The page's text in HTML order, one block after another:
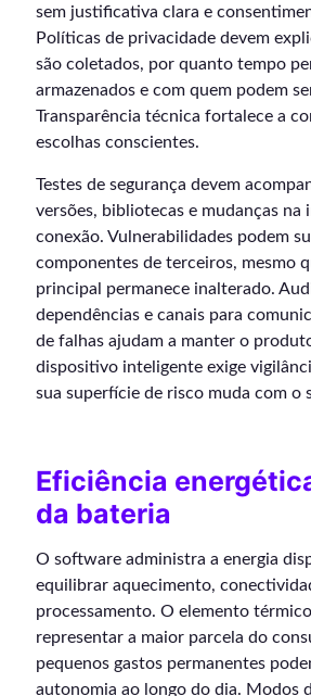
sem justificativa clara e
Políticas de privacidade devem
são coletados, por quanto tempo
armazenados e com quem podem
Transparência técnica fortalece a
escolhas conscientes.
Testes de segurança devem
versões, bibliotecas e mudanças
conexão. Vulnerabilidades podem
componentes de terceiros, mesmo
principal permanece inalterado.
dependências e canais para
de falhas ajudam a manter o
dispositivo inteligente exige
sua superfície de risco muda com o
Eficiência
da bateria
O software administra a energia
equilibrar aquecimento,
processamento. O elemento
representar a maior parcela do
pequenos gastos permanentes
autonomia ao longo do dia. Modos